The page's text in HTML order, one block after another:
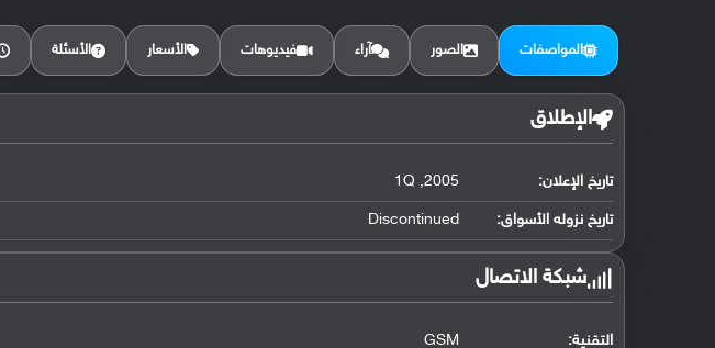
المواصفات الصور آراء فيديوهات الأسعار الأسئلة
الإطلاق
تاريخ الإعلان: 2005, 1Q
تاريخ نزوله الأسواق: Discontinued
شبكة الاتصال
التقنية: GSM